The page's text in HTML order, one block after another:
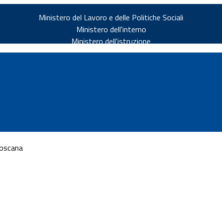
Ministero del Lavoro e delle Politiche Sociali
Ministero dell'interno
Ministero dell'istruzione